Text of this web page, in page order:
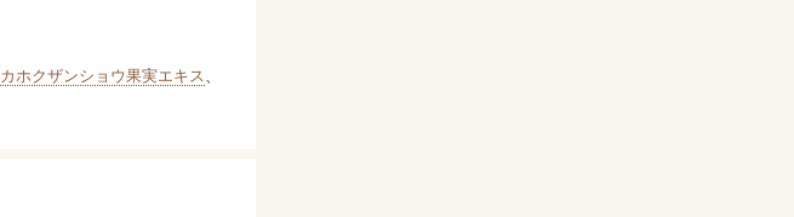
カホクザンショウ果実エキス、